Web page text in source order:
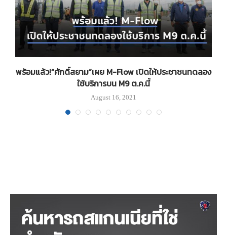
พร้อมแล้ว!“ศักดิ์สยาม”เผย M-Flow เปิดให้ประชาชนทดลอง
ใช้บริการบน M9 ต.ค.นี้
August 16, 2021